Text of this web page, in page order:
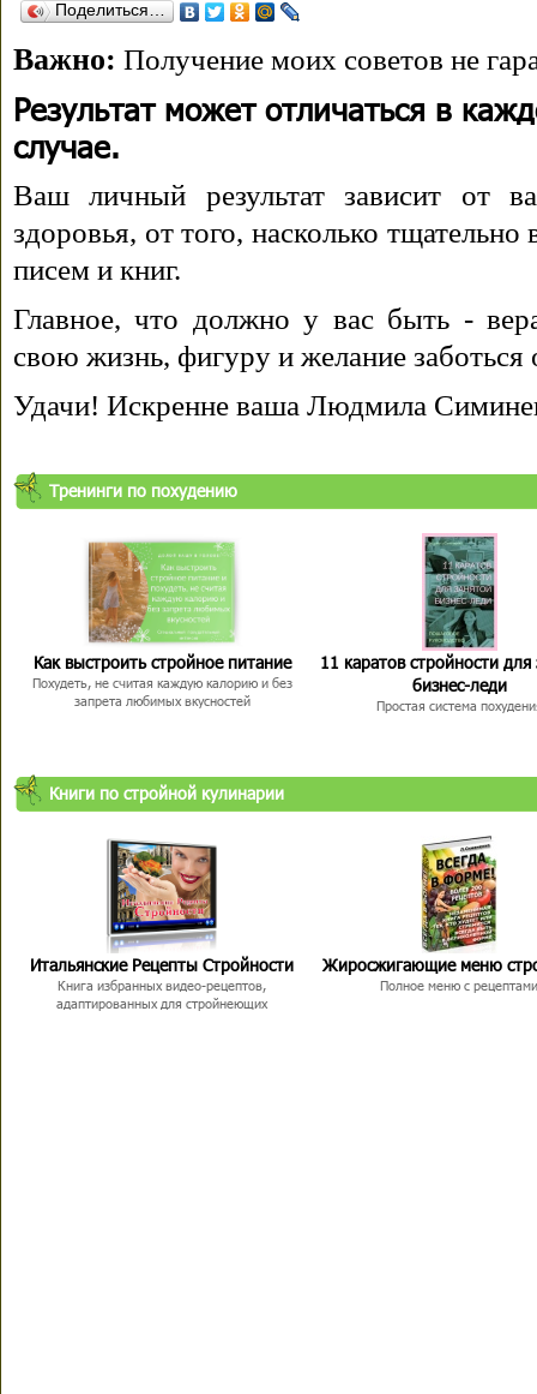
Поделиться…
Важно: Получение моих советов не
Результат может отличаться в
случае.
Ваш личный результат зависит от
здоровья, от того, насколько
писем и книг.
Главное, что должно у вас быть -
свою жизнь, фигуру и желание заботься
Удачи! Искренне ваша Людмила
Тренинги по похудению
Как выстроить стройное питание
Похудеть, не считая каждую калорию и без
запрета любимых вкусностей
11 каратов стройности для
бизнес-леди
Простая система
Книги по стройной кулинарии
Итальянские Рецепты Стройности
Книга избранных видео-рецептов,
адаптированных для стройнеющих
Жиросжигающие меню
Полное меню с рецептами